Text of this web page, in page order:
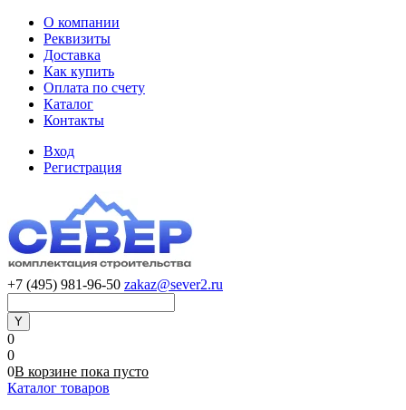
О компании
Реквизиты
Доставка
Как купить
Оплата по счету
Каталог
Контакты
Вход
Регистрация
+7 (495) 981-96-50 zakaz@sever2.ru
0
0
0В корзине пока пусто
Каталог товаров